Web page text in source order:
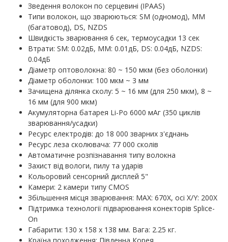
Зведення волокон по серцевині (IPAAS)
Типи волокон, що зварюються: SM (одномод), MM
(багатовод), DS, NZDS
Швидкість зварювання 6 сек, термоусадки 13 сек
Втрати: SM: 0.02дБ, MM: 0.01дБ, DS: 0.04дБ, NZDS:
0.04дБ
Діаметр оптоволокна: 80 ~ 150 мкм (без оболонки)
Діаметр оболонки: 100 мкм ~ 3 мм
Зачищена ділянка сколу: 5 ~ 16 мм (для 250 мкм), 8 ~
16 мм (для 900 мкм)
Акумуляторна батарея Li-Po 6000 мАг (350 циклів
зварювання/усадки)
Ресурс електродів: до 18 000 зварних з'єднань
Ресурс леза сколювача: 77 000 сколів
Автоматичне розпізнавання типу волокна
Захист від вологи, пилу та ударів
Кольоровий сенсорний дисплей 5"
Камери: 2 камери типу CMOS
Збільшення місця зварювання: MAX: 670X, осі X/Y: 200X
Підтримка технології підварювання конекторів Splice-
On
Габарити: 130 х 158 х 138 мм. Вага: 2.25 кг.